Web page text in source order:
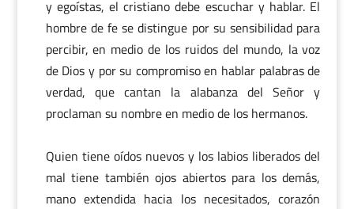
y egoístas, el cristiano debe escuchar y hablar. El
hombre de fe se distingue por su sensibilidad para
percibir, en medio de los ruidos del mundo, la voz
de Dios y por su compromiso en hablar palabras de
verdad, que cantan la alabanza del Señor y
proclaman su nombre en medio de los hermanos.
Quien tiene oídos nuevos y los labios liberados del
mal tiene también ojos abiertos para los demás,
mano extendida hacia los necesitados, corazón